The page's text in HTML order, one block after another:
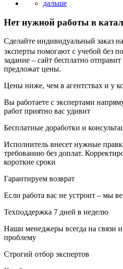
Нет нужной работы в
Сделайте индивидуальный заказ
эксперты помогают с учебой без
задание – сайт бесплатно
предложат цены.
Цены ниже, чем в агентствах и у
Вы работаете с экспертами
работ приятно вас удивит
Бесплатные доработки и
Исполнитель внесет нужные
требованию без доплат.
короткие сроки
Гарантируем возврат
Если работа вас не устроит – мы
Техподдержка 7 дней в неделю
Наши менеджеры всегда на связи
проблему
Строгий отбор экспертов